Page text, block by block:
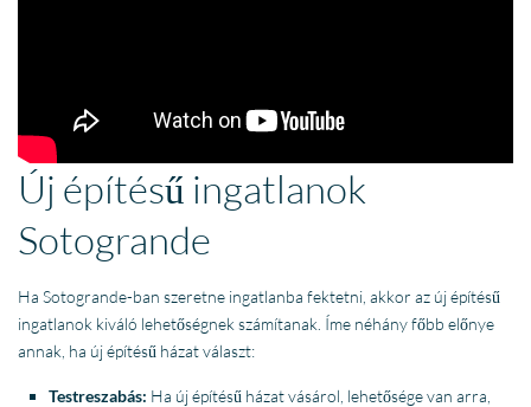
Új építésű ingatlanok
Sotogrande
Ha Sotogrande-ban szeretne ingatlanba fektetni, akkor az új építésű
ingatlanok kiváló lehetőségnek számítanak. Íme néhány főbb előnye
annak, ha új építésű házat választ:
Testreszabás: Ha új építésű házat vásárol, lehetősége van arra,